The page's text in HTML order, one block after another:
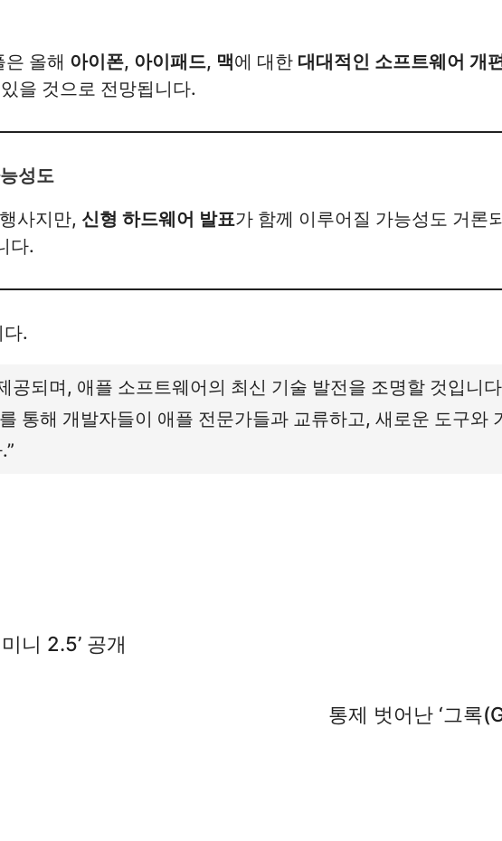
올해 아이폰, 아이패드, 맥에 대한 대대적인 소프트웨어 개
을 것으로 전망됩니다.
성도
사지만, 신형 하드웨어 발표가 함께 이루어질 가능성도 거론
다.
다.
공되며, 애플 소프트웨어의 최신 기술 발전을 조명할 것입니
통해 개발자들이 애플 전문가들과 교류하고, 새로운 도구와
니 2.5’ 공개
통제 벗어난 ‘그록